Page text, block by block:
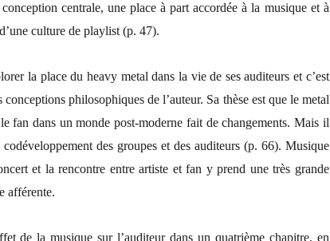
centrale, une place à part accordée à la musique et à
culture de playlist (p. 47).
la place du heavy metal dans la vie de ses auditeurs et c’est
philosophiques de l’auteur. Sa thèse est que le metal
fan dans un monde post-moderne fait de changements. Mais il
des groupes et des auditeurs (p. 66). Musique
et la rencontre entre artiste et fan y prend une très grande
afférente.
de la musique sur l’auditeur dans un quatrième chapitre, en